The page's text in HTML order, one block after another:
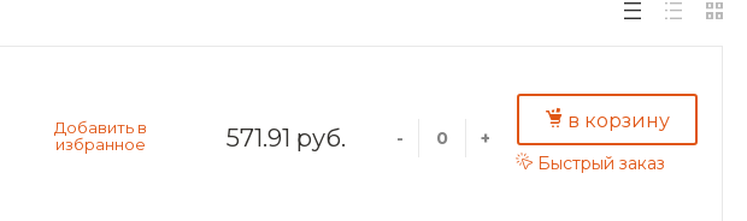
571.91 руб. - +
в корзину
Быстрый заказ